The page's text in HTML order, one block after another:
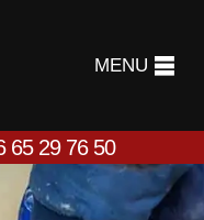
MENU
65 29 76 50